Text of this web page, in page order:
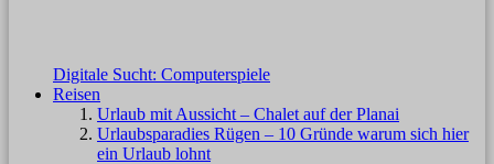
Digitale Sucht: Computerspiele
Reisen
Urlaub mit Aussicht – Chalet auf der Planai
Urlaubsparadies Rügen – 10 Gründe warum sich hier
ein Urlaub lohnt